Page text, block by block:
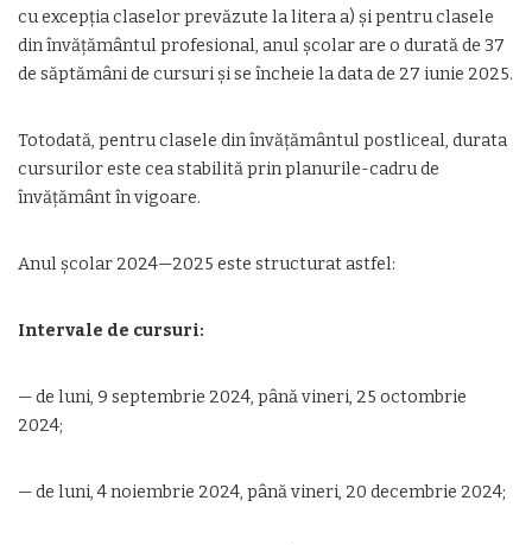
cu excepţia claselor prevăzute la litera a) şi pentru clasele
din învăţământul profesional, anul şcolar are o durată de 37
de săptămâni de cursuri şi se încheie la data de 27 iunie 2025.
Totodată, pentru clasele din învăţământul postliceal, durata
cursurilor este cea stabilită prin planurile-cadru de
învăţământ în vigoare.
Anul școlar 2024—2025 este structurat astfel:
Intervale de cursuri:
— de luni, 9 septembrie 2024, până vineri, 25 octombrie
2024;
— de luni, 4 noiembrie 2024, până vineri, 20 decembrie 2024;